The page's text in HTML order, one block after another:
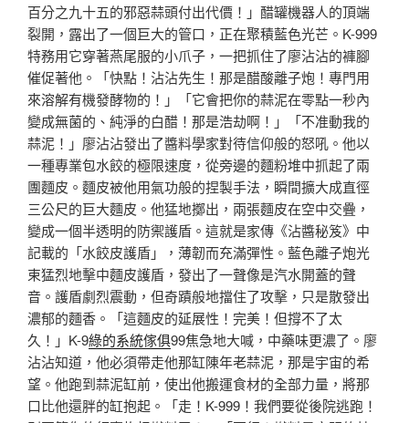
百分之九十五的邪惡蒜頭付出代價！」醋罐機器人的頂端
裂開，露出了一個巨大的管口，正在聚積藍色光芒。K-999
特務用它穿著燕尾服的小爪子，一把抓住了廖沾沾的褲腳
催促著他。「快點！沾沾先生！那是醋酸離子炮！專門用
來溶解有機發酵物的！」「它會把你的蒜泥在零點一秒內
變成無菌的、純淨的白醋！那是浩劫啊！」「不准動我的
蒜泥！」廖沾沾發出了醬料學家對待信仰般的怒吼。他以
一種專業包水餃的極限速度，從旁邊的麵粉堆中抓起了兩
團麵皮。麵皮被他用氣功般的捏製手法，瞬間擴大成直徑
三公尺的巨大麵皮。他猛地擲出，兩張麵皮在空中交疊，
變成一個半透明的防禦護盾。這就是家傳《沾醬秘笈》中
記載的「水餃皮護盾」，薄韌而充滿彈性。藍色離子炮光
束猛烈地擊中麵皮護盾，發出了一聲像是汽水開蓋的聲
音。護盾劇烈震動，但奇蹟般地擋住了攻擊，只是散發出
濃郁的麵香。「這麵皮的延展性！完美！但撐不了太
久！」K-9綠的系統傢俱99焦急地大喊，中藥味更濃了。廖
沾沾知道，他必須帶走他那缸陳年老蒜泥，那是宇宙的希
望。他跑到蒜泥缸前，使出他搬運食材的全部力量，將那
口比他還胖的缸抱起。「走！K-999！我們要從後院逃跑！